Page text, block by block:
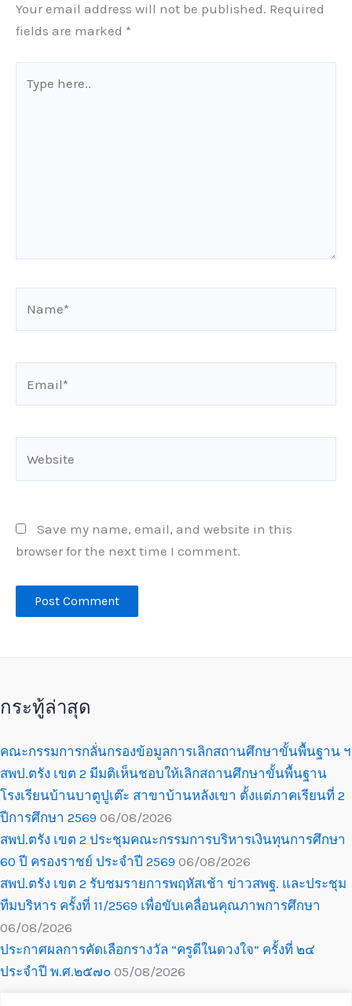
Your email address will not be published. Required
fields are marked *
here..
Save my name, email, and website in this
browser for the next time I comment.
กระทู้ล่าสุด
คณะกรรมการกลั่นกรองข้อมูลการเลิกสถานศึกษาขั้นพื้นฐาน ฯ
สพป.ตรัง เขต 2 มีมติเห็นชอบให้เลิกสถานศึกษาขั้นพื้นฐาน
โรงเรียนบ้านบาตูปูเต๊ะ สาขาบ้านหลังเขา ตั้งแต่ภาคเรียนที่ 2
ปีการศึกษา 2569 06/08/2026
สพป.ตรัง เขต 2 ประชุมคณะกรรมการบริหารเงินทุนการศึกษา
60 ปี ครองราชย์ ประจำปี 2569 06/08/2026
สพป.ตรัง เขต 2 รับชมรายการพฤหัสเช้า ข่าวสพฐ. และประชุม
ทีมบริหาร ครั้งที่ 11/2569 เพื่อขับเคลื่อนคุณภาพการศึกษา
06/08/2026
ประกาศผลการคัดเลือกรางวัล “ครูดีในดวงใจ” ครั้งที่ ๒๔
ประจำปี พ.ศ.๒๕๗๐ 05/08/2026